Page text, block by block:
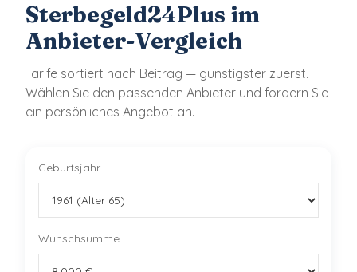
Sterbegeld24Plus im
Anbieter-Vergleich
Tarife sortiert nach Beitrag — günstigster zuerst.
Wählen Sie den passenden Anbieter und fordern Sie
ein persönliches Angebot an.
Geburtsjahr
Wunschsumme